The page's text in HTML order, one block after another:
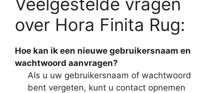
over Hora Finita Rug:
Hoe kan ik een nieuwe gebruikersnaam en
wachtwoord aanvragen?
Als u uw gebruikersnaam of wachtwoord
bent vergeten, kunt u contact opnemen